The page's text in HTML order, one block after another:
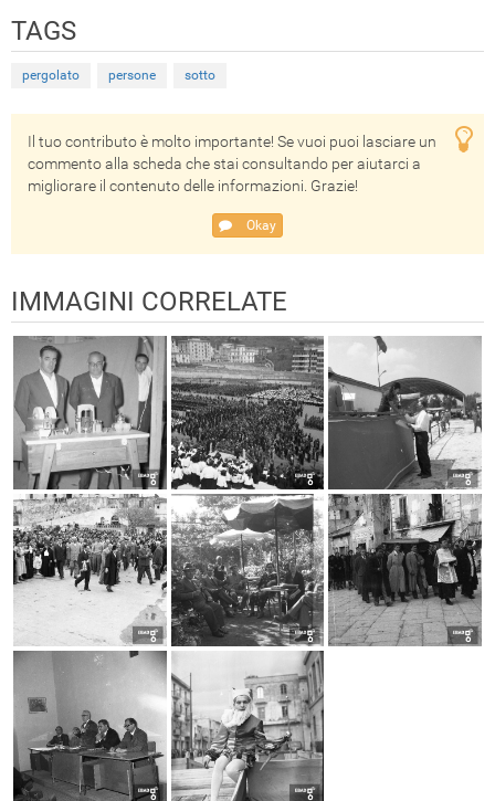
TAGS
pergolato persone sotto
Il tuo contributo è molto importante! Se vuoi puoi lasciare un
commento alla scheda che stai consultando per aiutarci a
migliorare il contenuto delle informazioni. Grazie!
Okay
IMMAGINI CORRELATE